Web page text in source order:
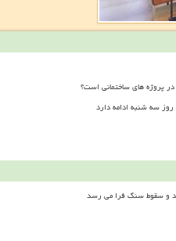
پروژه های ساختمانی است؟